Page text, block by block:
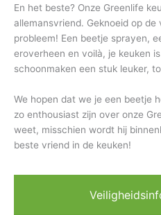
En het beste? Onze Greenlife
allemansvriend. Geknoeid op
probleem! Een beetje sprayen,
eroverheen en voilà, je keuken
schoonmaken een stuk leuker,
We hopen dat we je een beetje
zo enthousiast zijn over onze
weet, misschien wordt hij
beste vriend in de keuken!